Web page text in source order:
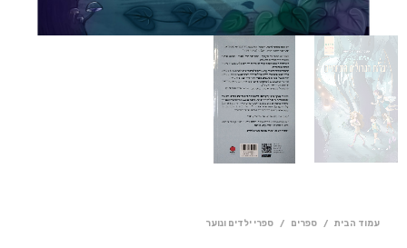
עמוד הבית / ספרים / ספרי ילדים ונוער